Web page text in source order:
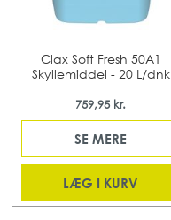
Clax Soft Fresh 50A1
Skyllemiddel - 20 L/dnk
759,95 kr.
SE MERE
LÆG I KURV